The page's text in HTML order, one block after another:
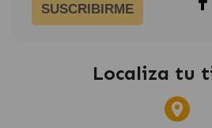
SUSCRIBIRME
Localiza tu